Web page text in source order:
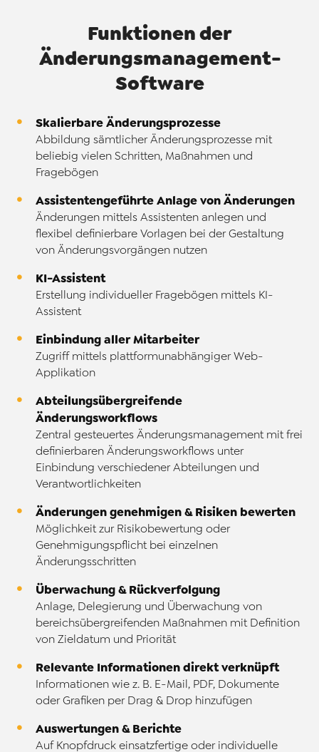
Funktionen der
Änderungsmanagement-
Software
Skalierbare Änderungsprozesse
Abbildung sämtlicher Änderungsprozesse mit
beliebig vielen Schritten, Maßnahmen und
Fragebögen
Assistentengeführte Anlage von Änderungen
Änderungen mittels Assistenten anlegen und
flexibel definierbare Vorlagen bei der Gestaltung
von Änderungsvorgängen nutzen
KI-Assistent
Erstellung individueller Fragebögen mittels KI-
Assistent
Einbindung aller Mitarbeiter
Zugriff mittels plattformunabhängiger Web-
Applikation
Abteilungsübergreifende
Änderungsworkflows
Zentral gesteuertes Änderungsmanagement mit frei
definierbaren Änderungsworkflows unter
Einbindung verschiedener Abteilungen und
Verantwortlichkeiten
Änderungen genehmigen & Risiken bewerten
Möglichkeit zur Risikobewertung oder
Genehmigungspflicht bei einzelnen
Änderungsschritten
Überwachung & Rückverfolgung
Anlage, Delegierung und Überwachung von
bereichsübergreifenden Maßnahmen mit Definition
von Zieldatum und Priorität
Relevante Informationen direkt verknüpft
Informationen wie z. B. E-Mail, PDF, Dokumente
oder Grafiken per Drag & Drop hinzufügen
Auswertungen & Berichte
Auf Knopfdruck einsatzfertige oder individuelle